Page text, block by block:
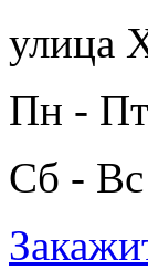
улица
Пн -
Сб -